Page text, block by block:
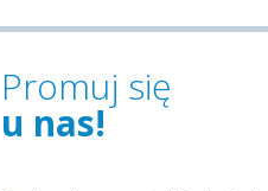
Promuj się
u nas!